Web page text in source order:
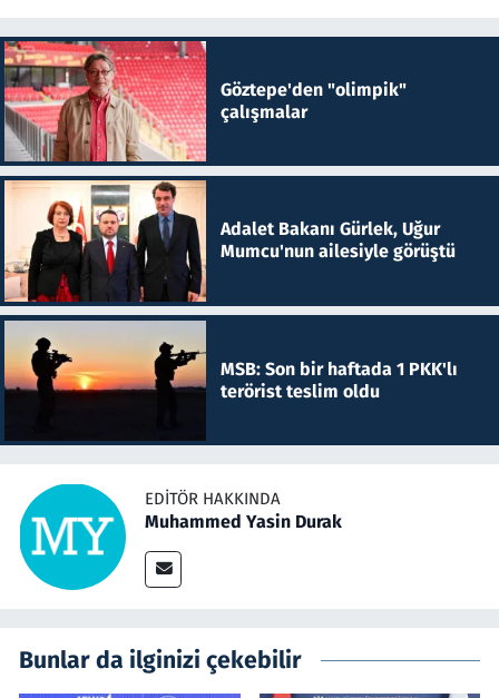
Göztepe'den "olimpik"
çalışmalar
Adalet Bakanı Gürlek, Uğur
Mumcu'nun ailesiyle görüştü
MSB: Son bir haftada 1 PKK'lı
terörist teslim oldu
EDITÖR HAKKINDA
Muhammed Yasin Durak
Bunlar da ilginizi çekebilir